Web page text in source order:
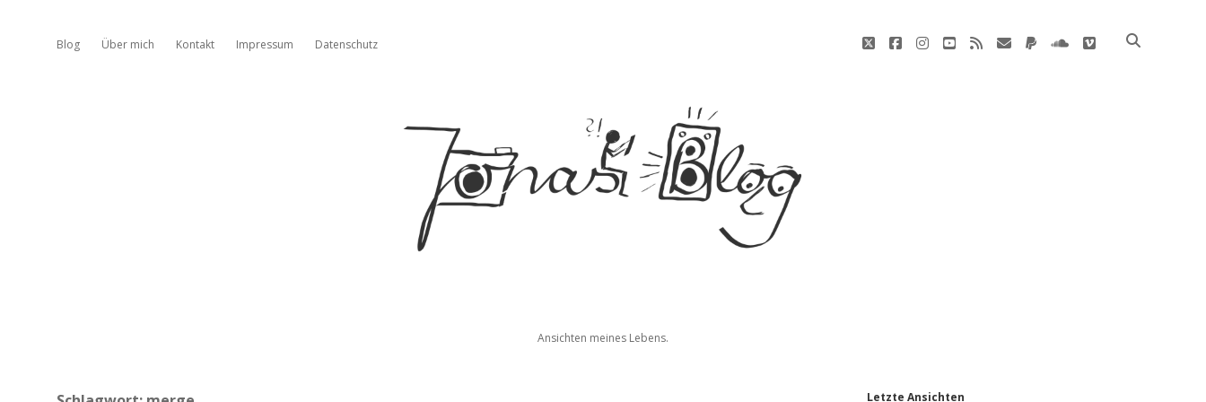
Blog Über mich Kontakt Impressum Datenschutz twitterfacebookinstagram
youtube
rss E-
paypalsoundcloud
vimeo
Jonas'
Ansichten meines Lebens.
Letzte Ansichten